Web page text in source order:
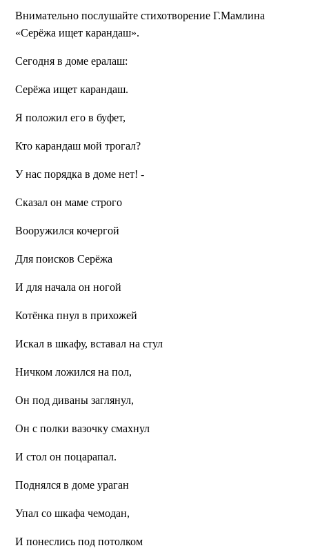
Внимательно послушайте стихотворение Г.Мамлина
«Серёжа ищет карандаш».
Сегодня в доме ералаш:
Серёжа ищет карандаш.
Я положил его в буфет,
Кто карандаш мой трогал?
У нас порядка в доме нет! -
Сказал он маме строго
Вооружился кочергой
Для поисков Серёжа
И для начала он ногой
Котёнка пнул в прихожей
Искал в шкафу, вставал на стул
Ничком ложился на пол,
Он под диваны заглянул,
Он с полки вазочку смахнул
И стол он поцарапал.
Поднялся в доме ураган
Упал со шкафа чемодан,
И понеслись под потолком